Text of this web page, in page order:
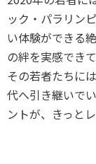
ック・パラリン
い体験ができる
の絆を実感でき
その若者たちに
代へ引き継いで
ントが、きっと